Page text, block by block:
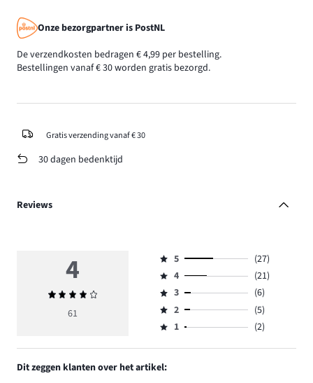
Onze bezorgpartner is PostNL
De verzendkosten bedragen € 4,99 per bestelling.
Bestellingen vanaf € 30 worden gratis bezorgd.
Gratis verzending vanaf € 30
30 dagen bedenktijd
Reviews
4
Gemiddelde
beoordeling
61
Beoordeling
5,
aantal
reviews
27.
5
(27)
Beoordeling
4,
aantal
reviews
4
(21)
Beoordeling
3,
aantal
3
(6)
Beoordeling
2,
5.
2
(5)
Beoordeling
1,
aantal
reviews
1 (2)
Dit zeggen klanten over het artikel: